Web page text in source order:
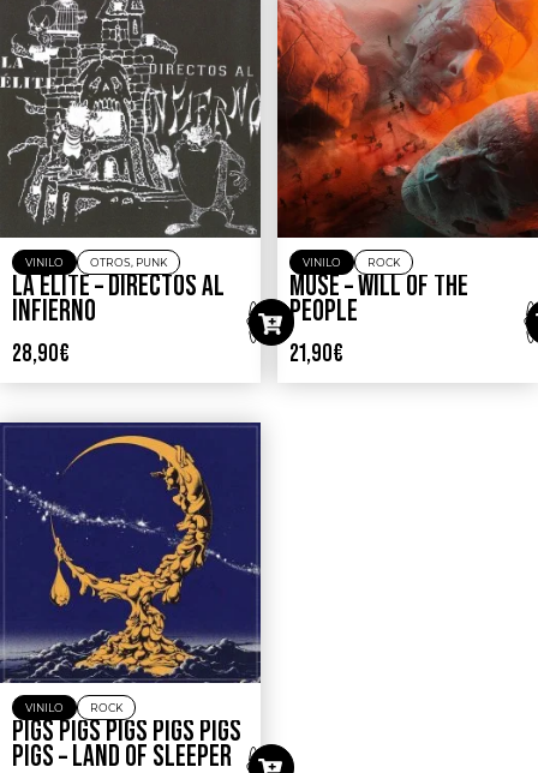
VINILO OTROS, PUNK
LA ELITE – DIRECTOS AL
INFIERNO
28,90€
VINILO ROCK
MUSE – WILL OF THE
PEOPLE
21,90€
VINILO ROCK
PIGS PIGS PIGS PIGS PIGS
PIGS – LAND OF SLEEPER